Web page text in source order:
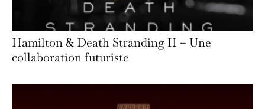
Hamilton & Death Stranding II – Une
collaboration futuriste